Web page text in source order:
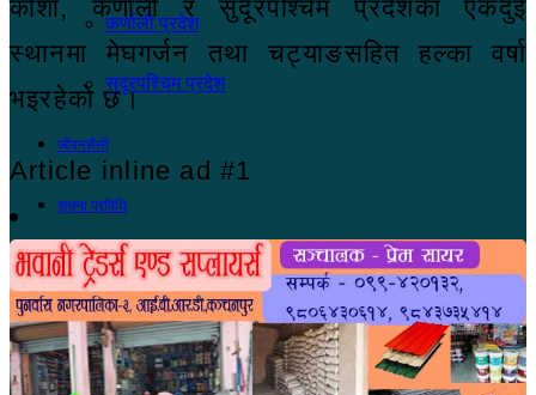
कर्णाली प्रदेश
सुदूरपश्चिम प्रदेश
जीवनशैली
सूचना प्रविधि
मनोरञ्जन
खेलकुद
कोशी, कर्णाली र सुदूरपश्चिम प्रदेशका एकदुई
स्थानमा मेघगर्जन तथा चट्याङसहित हल्का वर्षा
भइरहेको छ।
Article inline ad #1